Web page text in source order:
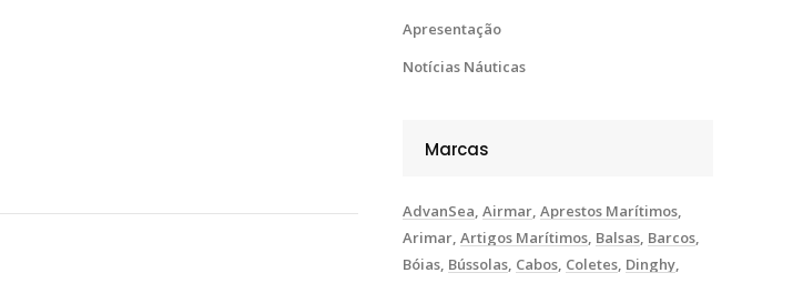
Apresentação
Notícias Náuticas
Marcas
AdvanSea Airmar Aprestos Marítimos
Arimar Artigos Marítimos Balsas Barcos
Bóias Bússolas Cabos Coletes Dinghy